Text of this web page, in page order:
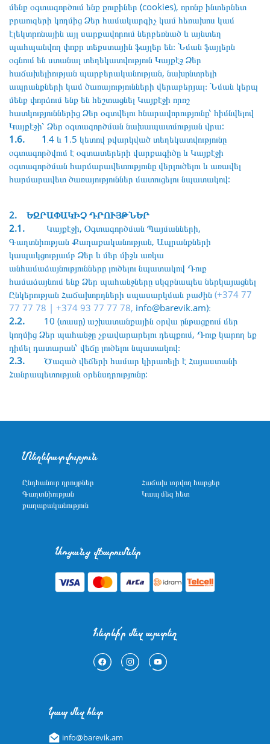
մենք օգտագործում ենք քուքիներ (cookies), որոնք ինտերնետ
բրաուզերի կողմից Ձեր համակարգիչ կամ հեռախոս կամ
էլեկտրոնային այլ սարքավորում ներբեռնած և այնտեղ
պահպանվող փոքր տեքստային ֆայլեր են։ Նման ֆայլերն
օգնում են ստանալ տեղեկատվություն Կայքէջ Ձեր
հաճախելիության պարբերականության, նախընտրելի
ապրանքների կամ ծառայությունների վերաբերյալ։ Նման կերպ
մենք փորձում ենք են հեշտացնել Կայքէջի որոշ
հատկություններից Ձեր օգտվելու հնարավորությունը՝ հիմնվելով
Կայքէջի՝ Ձեր օգտագործման նախապատմության վրա:
1.6. 1․4 և 1.5 կետով թվարկված տեղեկատվությունը
օգտագործվում է օգտատերերի վարքագիծը և Կայքէջի
օգտագործման հարմարավետությունը վերլուծելու և առավել
հարմարավետ ծառայություններ մատուցելու նպատակով:
2. ԵԶՐԱՓԱԿԻՉ ԴՐՈՒՅԹՆԵՐ
2.1. Կայքէջի, Օգտագործման Պայմանների,
Գաղտնիության Քաղաքականության, Ապրանքների
կապակցությամբ Ձեր և մեր միջև առկա
անհամաձայնությունները լուծելու նպատակով Դուք
համաձայնում ենք Ձեր պահանջները սկզբնապես ներկայացնել
Ընկերության Հաճախորդների սպասարկման բաժին (+374 77
77 77 78 | +374 93 77 77 78, info@barevik.am)։
2.2. 10 (տասը) աշխատանքային օրվա ընթացքում մեր
կողմից Ձեր պահանջը չբավարարելու դեպքում, Դուք կարող եք
դիմել դատարան՝ վեճը լուծելու նպատակով։
2.3. Ծագած վեճերի համար կիրառելի է Հայաստանի
Հանրապետության օրենսդրությունը:
Տեղեկատվություն
Ընդհանուր դրույթներ
Գաղտնիության
քաղաքականություն
Հաճախ տրվող հարցեր
Կապ մեզ հետ
Առցանց վճարումներ
Հետևի՛ր մեզ այստեղ
Կապ մեզ հետ
info@barevik.am